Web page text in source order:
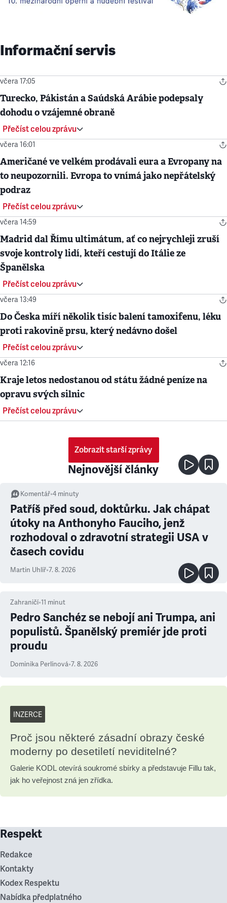
Informační servis
včera 17:05
Turecko, Pákistán a Saúdská Arábie podepsaly
dohodu o vzájemné obraně
Přečíst celou zprávu
včera 16:01
Američané ve velkém prodávali eura a Evropany na
to neupozornili. Evropa to vnímá jako nepřátelský
podraz
Přečíst celou zprávu
včera 14:59
Madrid dal Římu ultimátum, ať co nejrychleji zruší
svoje kontroly lidí, kteří cestují do Itálie ze
Španělska
Přečíst celou zprávu
včera 13:49
Do Česka míří několik tisíc balení tamoxifenu, léku
proti rakovině prsu, který nedávno došel
Přečíst celou zprávu
včera 12:16
Kraje letos nedostanou od státu žádné peníze na
opravu svých silnic
Přečíst celou zprávu
Zobrazit starší zprávy
Nejnovější články
Komentář•4 minuty
Patříš před soud, doktůrku. Jak chápat
útoky na Anthonyho Fauciho, jenž
rozhodoval o zdravotní strategii USA v
časech covidu
Martin Uhlíř•7. 8. 2026
Zahraničí•11 minut
Pedro Sanchéz se nebojí ani Trumpa, ani
populistů. Španělský premiér jde proti
proudu
Dominika Perlínová•7. 8. 2026
INZERCE
Proč jsou některé zásadní obrazy české
moderny po desetiletí neviditelné?
Galerie KODL otevírá soukromé sbírky a představuje Fillu tak,
jak ho veřejnost zná jen zřídka.
Respekt
Redakce
Kontakty
Kodex Respektu
Nabídka předplatného